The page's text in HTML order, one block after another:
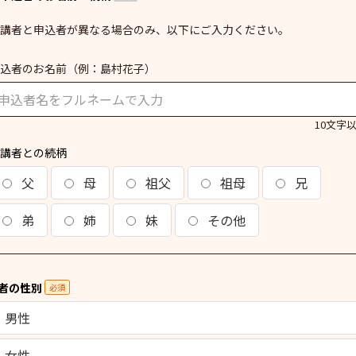
者と申込者が異なる場合のみ、以下にご入力ください。
者のお名前 （例：島村花子）
10文字
者との続柄
父 母 祖父 祖母
兄
弟
姉 妹 その他
の性別 必須
男性